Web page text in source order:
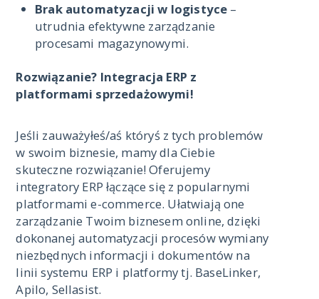
Brak automatyzacji w logistyce –
utrudnia efektywne zarządzanie
procesami magazynowymi.
Rozwiązanie? Integracja ERP z
platformami sprzedażowymi!
Jeśli zauważyłeś/aś któryś z tych problemów
w swoim biznesie, mamy dla Ciebie
skuteczne rozwiązanie! Oferujemy
integratory ERP łączące się z popularnymi
platformami e-commerce. Ułatwiają one
zarządzanie Twoim biznesem online, dzięki
dokonanej automatyzacji procesów wymiany
niezbędnych informacji i dokumentów na
linii systemu ERP i platformy tj. BaseLinker,
Apilo, Sellasist.